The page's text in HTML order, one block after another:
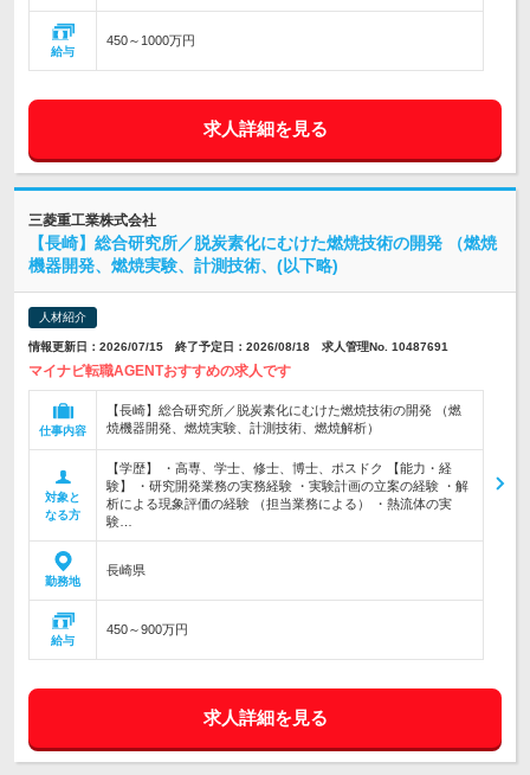
給与
450～1000万円
求人詳細を見る
三菱重工業株式会社
【長崎】総合研究所／脱炭素化にむけた燃焼技術の開発 （燃焼
機器開発、燃焼実験、計測技術、(以下略)
人材紹介
情報更新日：2026/07/15 終了予定日：2026/08/18 求人管理No. 10487691
マイナビ転職AGENTおすすめの求人です
仕事内容
【長崎】総合研究所／脱炭素化にむけた燃焼技術の開発 （燃
焼機器開発、燃焼実験、計測技術、燃焼解析）
対象と
なる方
【学歴】 ・高専、学士、修士、博士、ポスドク 【能力・経
験】 ・研究開発業務の実務経験 ・実験計画の立案の経験 ・解
析による現象評価の経験 （担当業務による） ・熱流体の実
験…
勤務地
長崎県
給与
450～900万円
求人詳細を見る